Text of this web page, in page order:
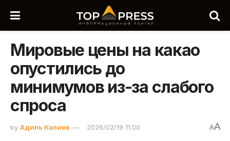
Мировые цены на какао
опустились до
минимумов из-за слабого
спроса
by Адиль Калиев 2026/02/19 11:00 AA